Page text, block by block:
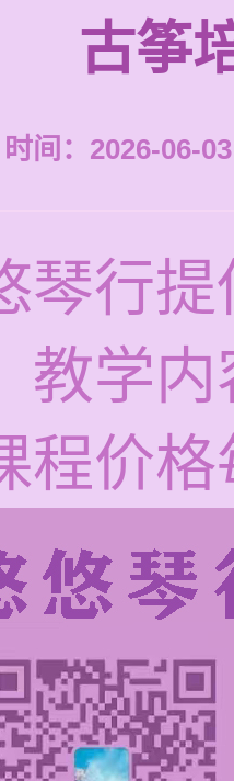
古筝
时间：2026-06-
琴行
教学
程价